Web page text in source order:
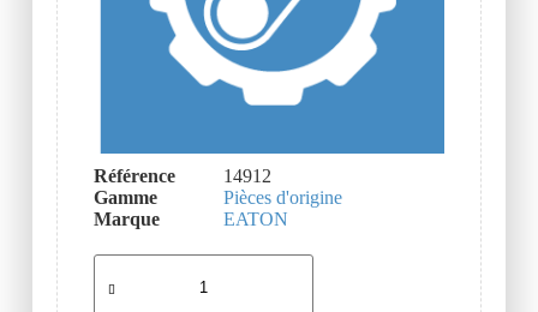
Référence
14912
Gamme
Pièces d'origine
Marque
EATON